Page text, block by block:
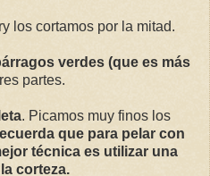
los cortamos por la mitad.
verdes (que es más
partes.
. Picamos muy finos los
que para pelar con
técnica es utilizar una
corteza.